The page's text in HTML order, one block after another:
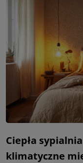
Ciepła
klimatyczne